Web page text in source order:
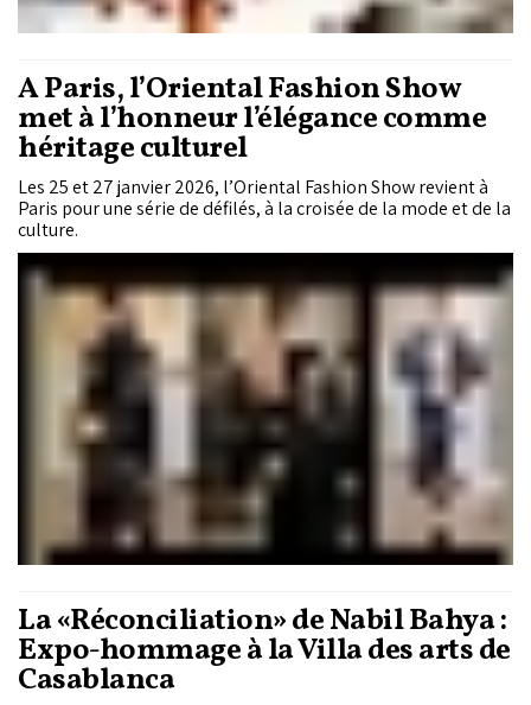
À Paris, l’Oriental Fashion Show
met à l’honneur l’élégance comme
héritage culturel
Les 25 et 27 janvier 2026, l’Oriental Fashion Show revient à
Paris pour une série de défilés, à la croisée de la mode et de la
culture.
La «Réconciliation» de Nabil Bahya :
Expo-hommage à la Villa des arts de
Casablanca